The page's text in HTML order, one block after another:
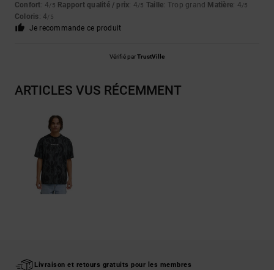
Confort: 4/5 Rapport qualité / prix: 4/5 Taille: Trop grand Matière: 4/5
Coloris: 4/5
Je recommande ce produit
Vérifié parTrustVille
ARTICLES VUS RÉCEMMENT
Livraison et retours gratuits pour les membres